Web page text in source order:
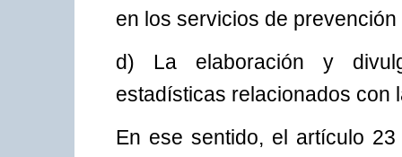
en los servicios de
d) La elaboración y
estadísticas relacionados con
En ese sentido, el artículo